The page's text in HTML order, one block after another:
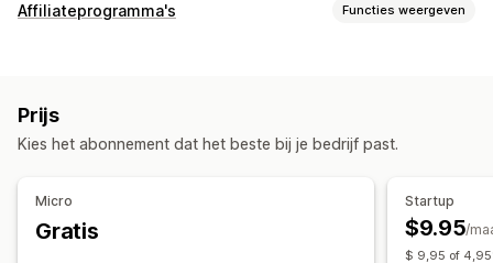
Affiliateprogramma's Functies weergeven
Referralbeheer
Prijs
Kies het abonnement dat het beste bij je bedrijf past.
Micro
Gratis
Startup
$9.95/
$ 9,95 of